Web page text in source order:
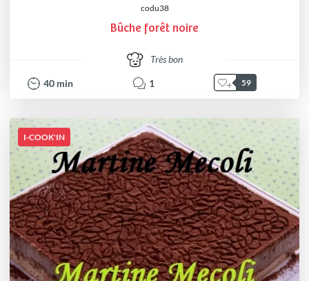
codu38
Bûche forêt noire
Très bon
40 min 1 59
I-COOK'IN